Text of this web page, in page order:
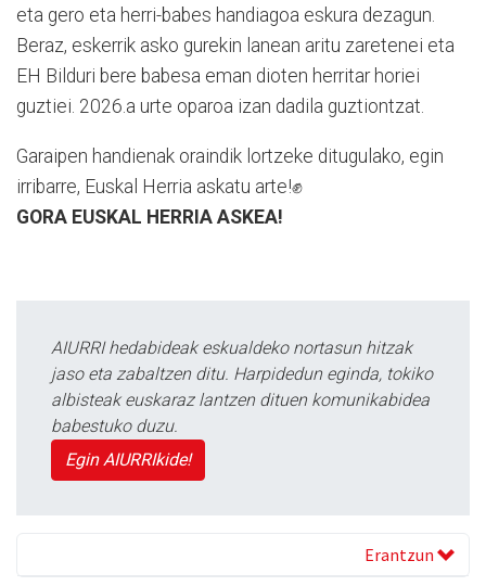
eta gero eta herri-babes handiagoa eskura dezagun.
Beraz, eskerrik asko gurekin lanean aritu zaretenei eta
EH Bilduri bere babesa eman dioten herritar horiei
guztiei. 2026.a urte oparoa izan dadila guztiontzat.
Garaipen handienak oraindik lortzeke ditugulako, egin
irribarre, Euskal Herria askatu arte!✊
GORA EUSKAL HERRIA ASKEA!
AIURRI hedabideak eskualdeko nortasun hitzak
jaso eta zabaltzen ditu. Harpidedun eginda, tokiko
albisteak euskaraz lantzen dituen komunikabidea
babestuko duzu.
Egin AIURRIkide!
Erantzun